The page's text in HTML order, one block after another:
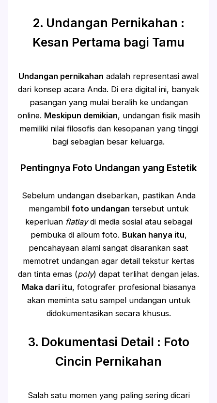
2. Undangan Pernikahan :
Kesan Pertama bagi Tamu
Undangan pernikahan adalah representasi awal
dari konsep acara Anda. Di era digital ini, banyak
pasangan yang mulai beralih ke undangan
online. Meskipun demikian, undangan fisik masih
memiliki nilai filosofis dan kesopanan yang tinggi
bagi sebagian besar keluarga.
Pentingnya Foto Undangan yang Estetik
Sebelum undangan disebarkan, pastikan Anda
mengambil foto undangan tersebut untuk
keperluan flatlaydi media sosial atau sebagai
pembuka di album foto. Bukan hanya itu,
pencahayaan alami sangat disarankan saat
memotret undangan agar detail tekstur kertas
dan tinta emas (poly) dapat terlihat dengan jelas.
Maka dari itu, fotografer profesional biasanya
akan meminta satu sampel undangan untuk
didokumentasikan secara khusus.
3. Dokumentasi Detail : Foto
Cincin Pernikahan
Salah satu momen yang paling sering dicari